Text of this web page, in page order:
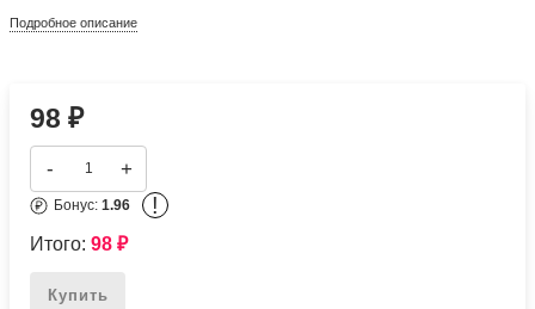
Подробное описание
98₽
- +
Бонус:1.96 !
Итого:98₽
Купить